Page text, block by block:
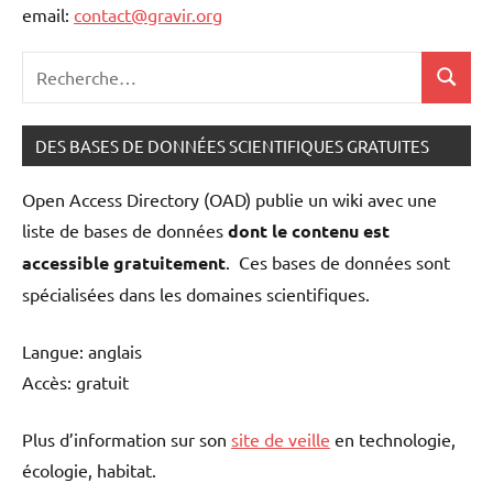
email: contact@gravir.org
:
DES BASES DE DONNÉES SCIENTIFIQUES GRATUITES
Open Access Directory (OAD) publie un wiki avec une
liste de bases de données dont le contenu est
accessible gratuitement . Ces bases de données sont
spécialisées dans les domaines scientifiques.
Langue: anglais
Accès: gratuit
Plus d’information sur son site de veille en technologie,
écologie, habitat.